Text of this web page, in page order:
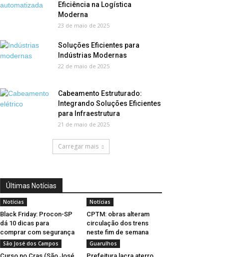
Eficiência na Logística
Moderna
23 de maio de 2025
Soluções Eficientes para
Indústrias Modernas
22 de maio de 2025
Cabeamento Estruturado:
Integrando Soluções Eficientes
para Infraestrutura
21 de maio de 2025
Carregar mais
Últimas Notícias
Notícias
Black Friday: Procon-SP
dá 10 dicas para
comprar com segurança
Notícias
CPTM: obras alteram
circulação dos trens
neste fim de semana
São José dos Campos Guarulhos